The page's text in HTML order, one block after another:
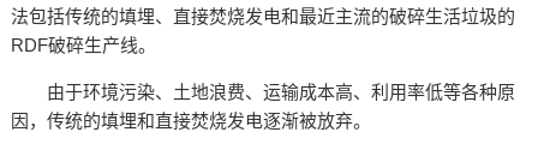
法包括传统的填埋、直接焚烧发电和最近主流的破碎生活垃圾的
RDF破碎生产线。
由于环境污染、土地浪费、运输成本高、利用率低等各种原
因，传统的填埋和直接焚烧发电逐渐被放弃。